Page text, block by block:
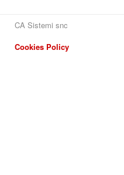
CA Sistemi snc
Cookies Policy